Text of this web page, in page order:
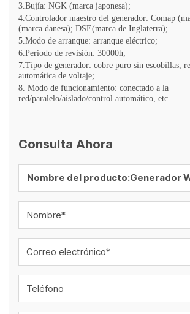
3.Bujía: NGK (marca japonesa);
4.Controlador maestro del generador: Comap
(marca danesa); DSE(marca de Inglaterra);
5.Modo de arranque: arranque eléctrico;
6.Periodo de revisión: 30000h;
7.Tipo de generador: cobre puro sin escobillas,
automática de voltaje;
8. Modo de funcionamiento: conectado a la
red/paralelo/aislado/control automático, etc.
Consulta Ahora
Nombre*
Correo electrónico*
Teléfono